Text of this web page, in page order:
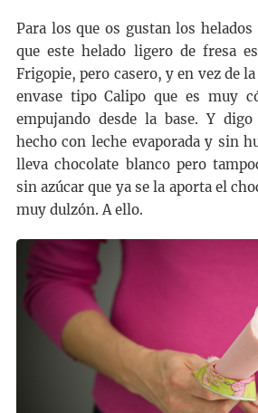
Para los que os gustan los
que este helado ligero de fresa
Frigopie, pero casero, y en vez de
envase tipo Calipo que es muy
empujando desde la base. Y
hecho con leche evaporada y sin
lleva chocolate blanco pero
sin azúcar que ya se la aporta el
muy dulzón. A ello.